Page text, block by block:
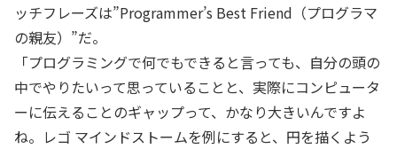
ッチフレーズは”Programmer’s Best Friend（プログラマ
の親友）”だ。
「プログラミングで何でもできると言っても、自分の頭の
中でやりたいって思っていることと、実際にコンピュータ
ーに伝えることのギャップって、かなり大きいんですよ
ね。レゴ マインドストームを例にすると、円を描くよう